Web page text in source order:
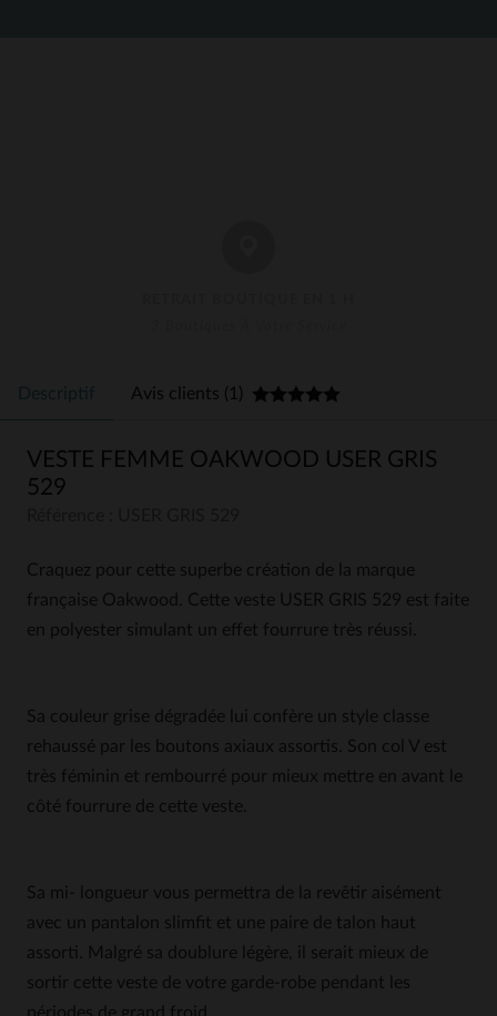
Descriptif Avis clients (1)
VESTE FEMME OAKWOOD USER GRIS
529
Craquez pour cette superbe création de la marque
française Oakwood. Cette veste USER GRIS 529 est faite
en polyester simulant un effet fourrure très réussi.
Sa couleur grise dégradée lui confère un style classe
rehaussé par les boutons axiaux assortis. Son col V est
très féminin et rembourré pour mieux mettre en avant le
côté fourrure de cette veste.
Sa mi- longueur vous permettra de la revêtir aisément
avec un pantalon slimfit et une paire de talon haut
assorti. Malgré sa doublure légère, il serait mieux de
sortir cette veste de votre garde-robe pendant les